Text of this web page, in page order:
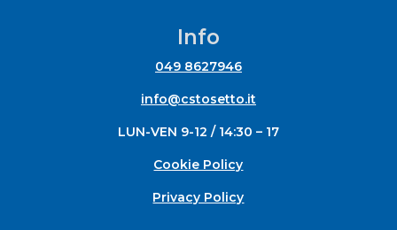
Info
049 8627946
info@cstosetto.it
LUN-VEN 9-12 / 14:30 – 17
Cookie Policy
Privacy Policy